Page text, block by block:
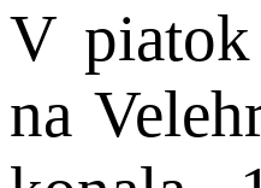
V piatok
na